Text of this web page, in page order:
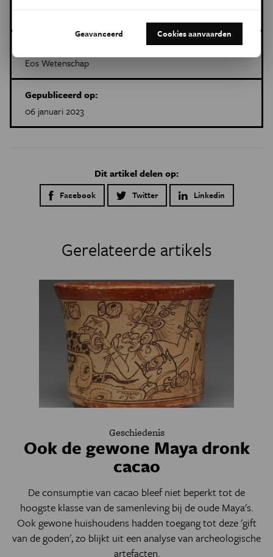
Eos Wetenschap
Gepubliceerd op:
06 januari 2023
Dit artikel delen op:
Facebook Twitter Linkedin
Gerelateerde artikels
Geschiedenis
Ook de gewone Maya dronk
cacao
De consumptie van cacao bleef niet beperkt tot de
hoogste klasse van de samenleving bij de oude Maya's.
Ook gewone huishoudens hadden toegang tot deze 'gift
van de goden', zo blijkt uit een analyse van archeologische
artefacten.
Geavanceerd Cookies aanvaarden